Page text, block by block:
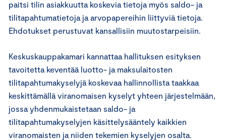
paitsi tilin asiakkuutta koskevia tietoja myös saldo- ja
tilitapahtumatietoja ja arvopapereihin liittyviä tietoja.
Ehdotukset perustuvat kansallisiin muutostarpeisiin.
Keskuskauppakamari kannattaa hallituksen esityksen
tavoitetta keventää luotto- ja maksulaitosten
tilitapahtumakyselyjä koskevaa hallinnollista taakkaa
keskittämällä viranomaisen kyselyt yhteen järjestelmään,
jossa yhdenmukaistetaan saldo- ja
tilitapahtumakyselyjen käsittelysääntely kaikkien
viranomaisten ja niiden tekemien kyselyjen osalta.